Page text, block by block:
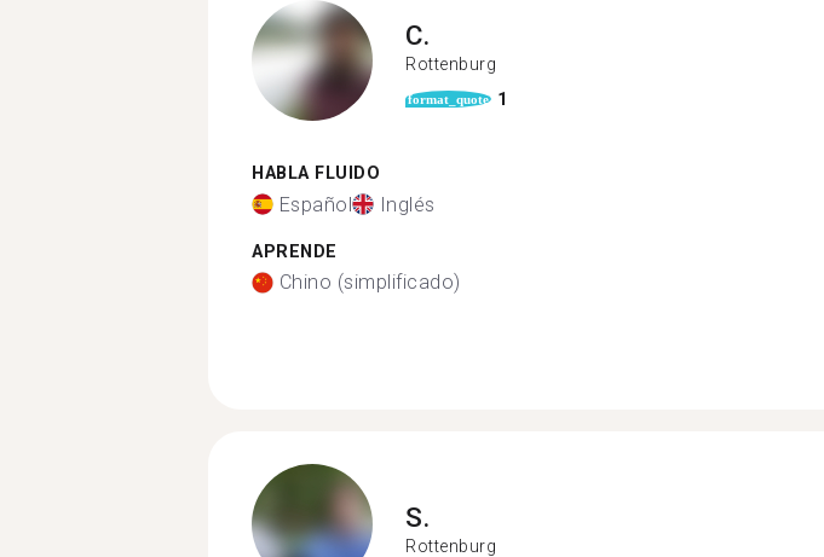
C.
Rottenburg
format_quote 1
HABLA FLUIDO
Español Inglés
APRENDE
Chino (simplificado)
S.
Rottenburg